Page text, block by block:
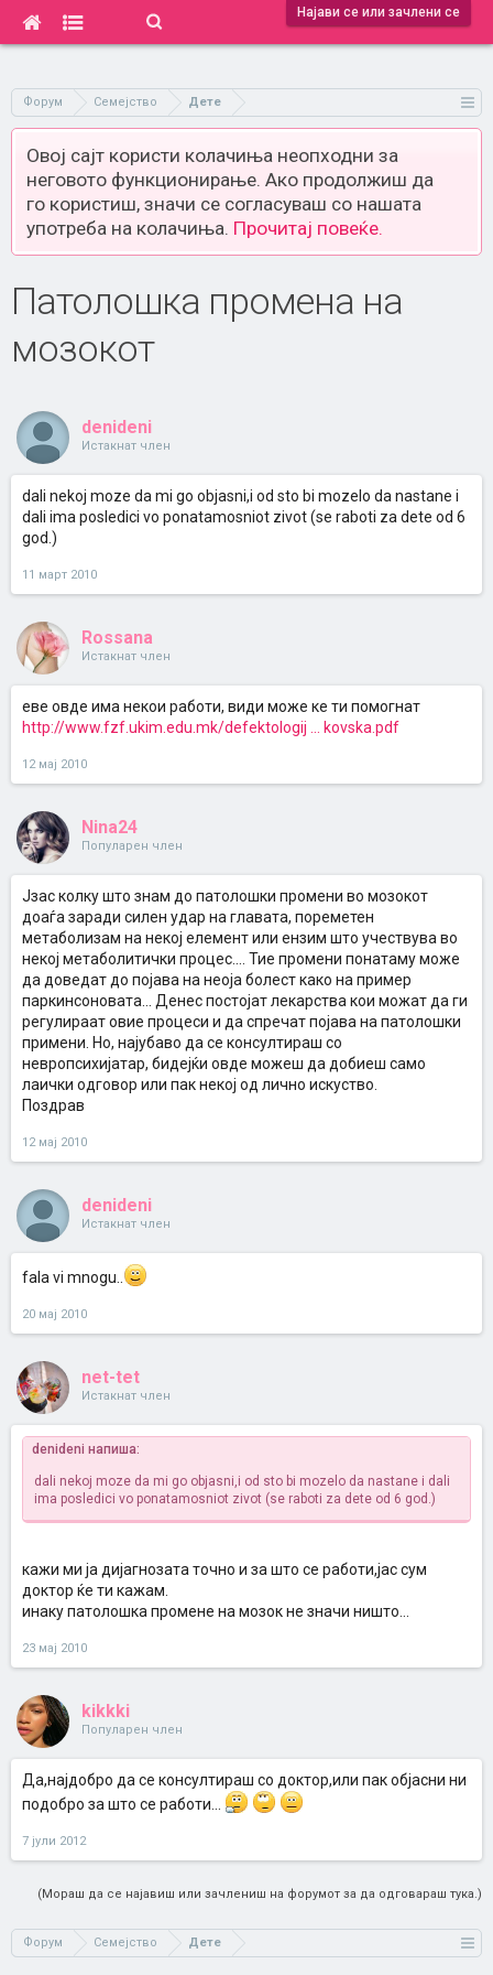
Најави се или зачлени се
Форум Семејство Дете
Овој сајт користи колачиња неопходни за
неговото функционирање. Ако продолжиш да
го користиш, значи се согласуваш со нашата
употреба на колачиња. Прочитај повеќе.
Патолошка промена на
мозокот
denideni
Истакнат член
dali nekoj moze da mi go objasni,i od sto bi mozelo da nastane i
dali ima posledici vo ponatamosniot zivot (se raboti za dete od 6
god.)
11 март 2010
Rossana
Истакнат член
еве овде има некои работи, види може ке ти помогнат
http://www.fzf.ukim.edu.mk/defektologij ... kovska.pdf
12 мај 2010
Nina24
Популарен член
Јзас колку што знам до патолошки промени во мозокот
доаѓа заради силен удар на главата, пореметен
метаболизам на некој елемент или ензим што учествува во
некој метаболитички процес.... Тие промени понатаму може
да доведат до појава на неоја болест како на пример
паркинсоновата... Денес постојат лекарства кои можат да ги
регулираат овие процеси и да спречат појава на патолошки
примени. Но, најубаво да се консултираш со
невропсихијатар, бидејќи овде можеш да добиеш само
лаички одговор или пак некој од лично искуство.
Поздрав
12 мај 2010
denideni
Истакнат член
fala vi mnogu..
20 мај 2010
net-tet
Истакнат член
denideni напиша:
dali nekoj moze da mi go objasni,i od sto bi mozelo da nastane i dali
ima posledici vo ponatamosniot zivot (se raboti za dete od 6 god.)
кажи ми ја дијагнозата точно и за што се работи,јас сум
доктор ќе ти кажам.
инаку патолошка промене на мозок не значи ништо...
23 мај 2010
kikkki
Популарен член
Да,најдобро да се консултираш со доктор,или пак објасни ни
подобро за што се работи...
7 јули 2012
(Мораш да се најавиш или зачлениш на форумот за да одговараш тука.)
Форум Семејство Дете